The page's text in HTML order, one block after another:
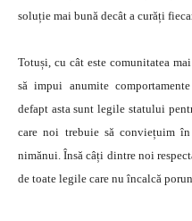
soluție mai bună decât a curăți
Totuși, cu cât este comunitatea
să impui anumite
defapt asta sunt legile statului
care noi trebuie să conviețuim
nimănui. Însă câți dintre noi
de toate legile care nu încalcă